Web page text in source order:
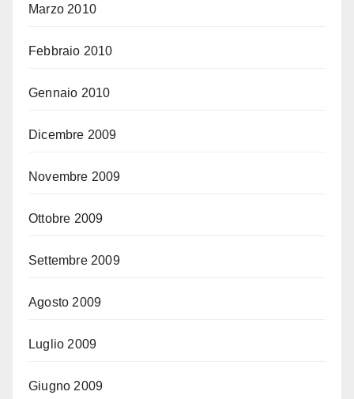
Marzo 2010
Febbraio 2010
Gennaio 2010
Dicembre 2009
Novembre 2009
Ottobre 2009
Settembre 2009
Agosto 2009
Luglio 2009
Giugno 2009